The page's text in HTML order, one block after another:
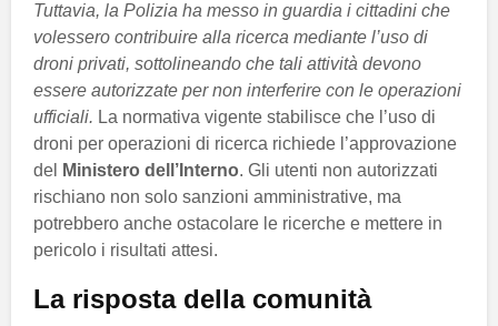
Tuttavia, la Polizia ha messo in guardia i cittadini che
volessero contribuire alla ricerca mediante l’uso di
droni privati, sottolineando che tali attività devono
essere autorizzate per non interferire con le operazioni
ufficiali. La normativa vigente stabilisce che l’uso di
droni per operazioni di ricerca richiede l’approvazione
del
Ministero dell’Interno. Gli utenti non autorizzati
rischiano non solo sanzioni amministrative, ma
potrebbero anche ostacolare le ricerche e mettere in
pericolo i risultati attesi.
La risposta della comunità